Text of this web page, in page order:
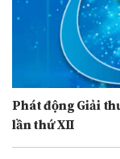
Phát động Giải
lần thứ XII